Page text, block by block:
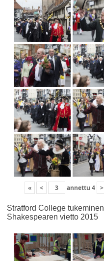
« < annettu 4 >
Stratford College tukeminen
Shakespearen vietto 2015